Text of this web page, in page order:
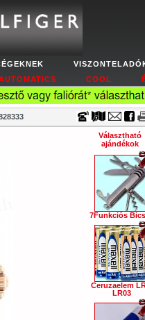
COOL
Választható
ajándékok
7Funkciós
Ceruzaelem
LR03